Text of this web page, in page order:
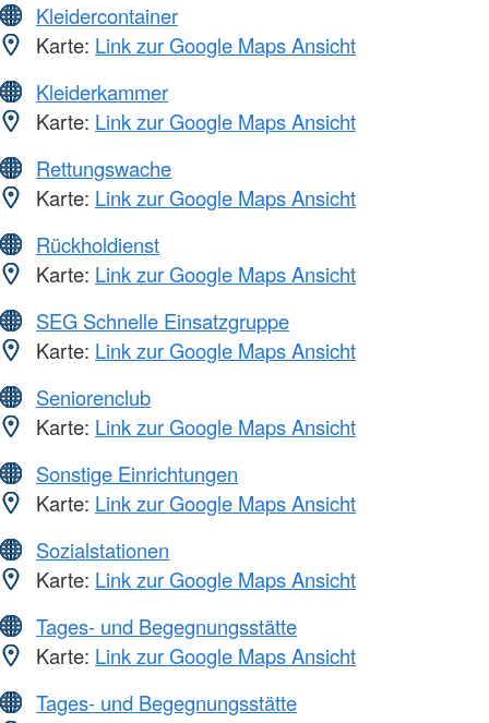
Kleidercontainer
Karte: Link zur Google Maps Ansicht
Kleiderkammer
Karte: Link zur Google Maps Ansicht
Rettungswache
Karte: Link zur Google Maps Ansicht
Rückholdienst
Karte: Link zur Google Maps Ansicht
SEG Schnelle Einsatzgruppe
Karte: Link zur Google Maps Ansicht
Seniorenclub
Karte: Link zur Google Maps Ansicht
Sonstige Einrichtungen
Karte: Link zur Google Maps Ansicht
Sozialstationen
Karte: Link zur Google Maps Ansicht
Tages- und Begegnungsstätte
Karte: Link zur Google Maps Ansicht
Tages- und Begegnungsstätte